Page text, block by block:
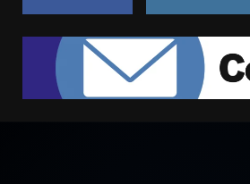
7 Agosto 2026 06:05
US Fasano,
amarezza per
campionato di